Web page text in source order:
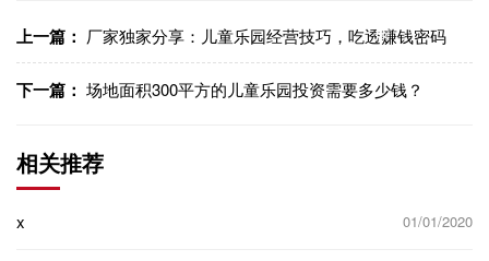
接
上一篇： 厂家独家分享：儿童乐园经营技巧，吃透赚钱密码
下一篇： 场地面积300平方的儿童乐园投资需要多少钱？
相关推荐
x 01/01/2020